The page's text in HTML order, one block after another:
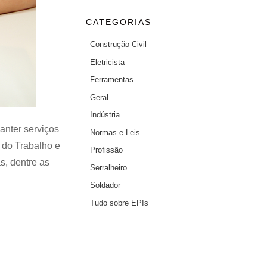
serviços
Trabalho e
dentre as
CATEGORIAS
Construção Civil
Eletricista
Ferramentas
Geral
Indústria
Normas e Leis
Profissão
Serralheiro
Soldador
Tudo sobre EPIs